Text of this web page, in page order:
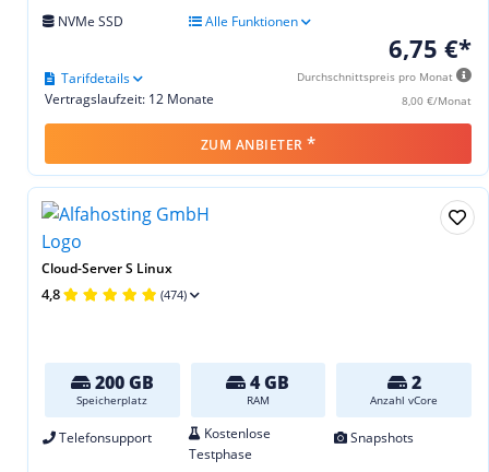
NVMe SSD Alle Funktionen
6,75 €*
Durchschnittspreis pro Monat
8,00 €/Monat
Vertragslaufzeit: 12 Monate
Tarifdetails
ZUM ANBIETER *
Cloud-Server S Linux
4,8 (474)
200 GB
Speicherplatz
4 GB
RAM
2
Anzahl vCore
Telefonsupport
Kostenlose
Testphase
Snapshots